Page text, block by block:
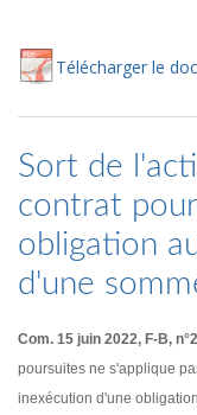
Télécharger le
Sort de
contrat
obligation
d'une
Com. 15 juin 2022, F-B,
poursuites ne s'applique
inexécution d'une